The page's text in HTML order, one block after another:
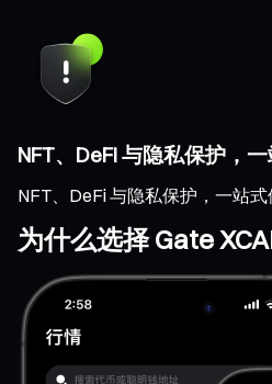
NFT、DeFi 与隐私保护，
NFT、DeFi 与隐私保护，一站
为什么选择 Gate